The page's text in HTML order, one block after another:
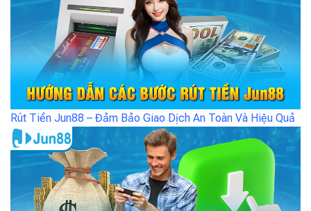
Rút Tiền Jun88 – Đảm Bảo Giao Dịch An Toàn Và Hiệu Quả